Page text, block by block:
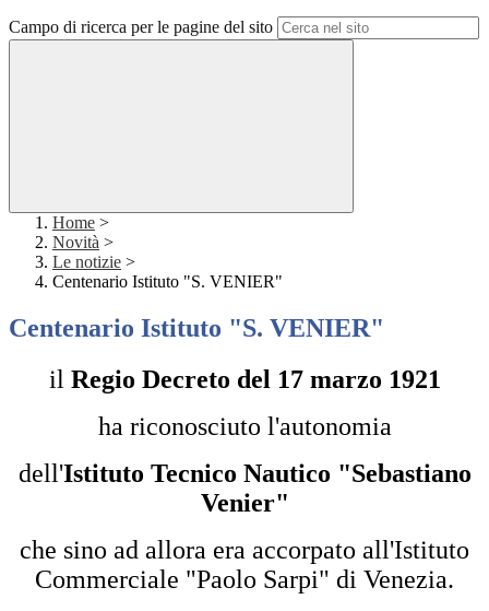
Campo di ricerca per le pagine del sito
Home >
Novità >
Le notizie >
Centenario Istituto "S. VENIER"
Centenario Istituto "S. VENIER"
il Regio Decreto del 17 marzo 1921
ha riconosciuto l'autonomia
dell'Istituto Tecnico Nautico "Sebastiano
Venier"
che sino ad allora era accorpato all'Istituto
Commerciale "Paolo Sarpi" di Venezia.